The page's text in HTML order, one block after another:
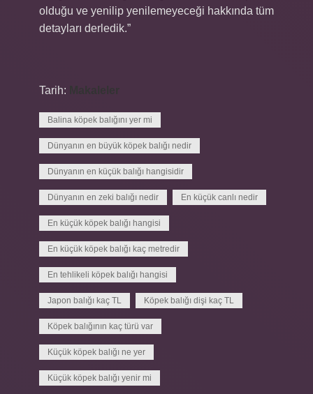
olduğu ve yenilip yenilemeyeceği hakkında tüm
detayları derledik.”
Tarih:
Balina köpek balığını yer mi
Dünyanın en büyük köpek balığı nedir
Dünyanın en küçük balığı hangisidir
Dünyanın en zeki balığı nedir En küçük canlı nedir
En küçük köpek balığı hangisi
En küçük köpek balığı kaç metredir
En tehlikeli köpek balığı hangisi
Japon balığı kaç TL Köpek balığı dişi kaç TL
Köpek balığının kaç türü var
Küçük köpek balığı ne yer
Küçük köpek balığı yenir mi